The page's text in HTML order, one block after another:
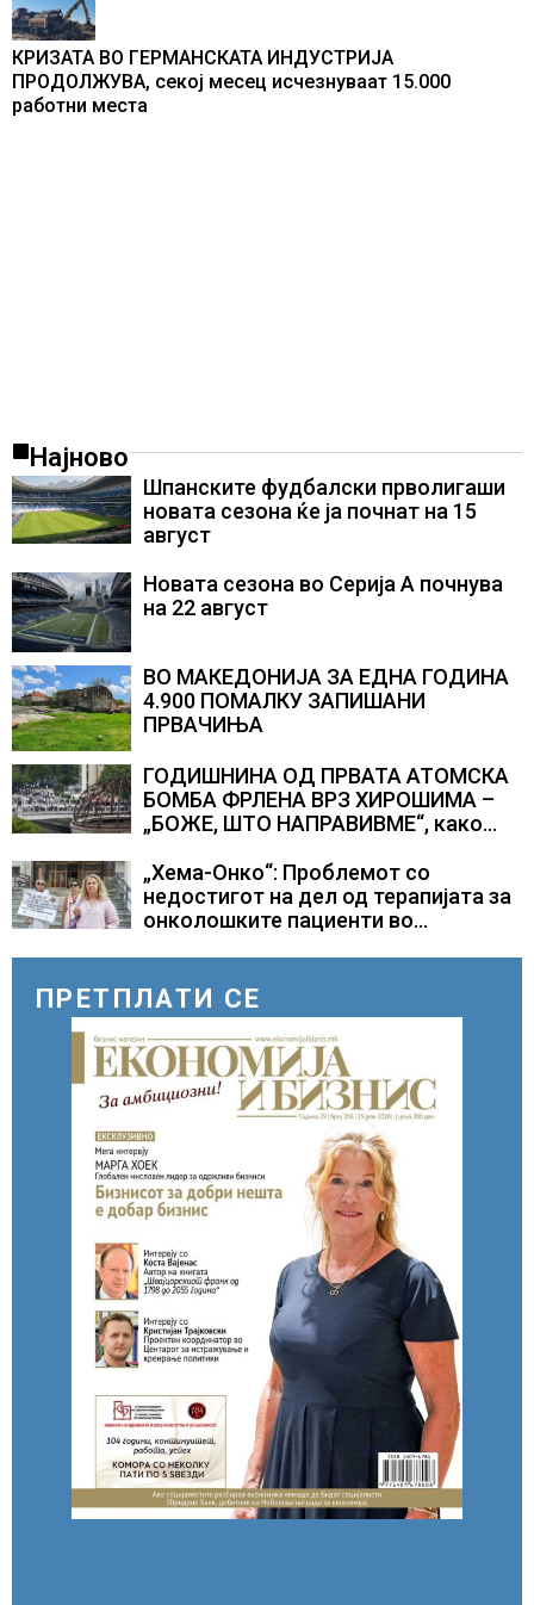
КРИЗАТА ВО ГЕРМАНСКАТА ИНДУСТРИЈА
ПРОДОЛЖУВА, секој месец исчезнуваат 15.000
работни места
Најново
Шпанските фудбалски прволигаши
новата сезона ќе ја почнат на 15
август
Новата сезона во Серија А почнува
на 22 август
ВО МАКЕДОНИЈА ЗА ЕДНА ГОДИНА
4.900 ПОМАЛКУ ЗАПИШАНИ
ПРВАЧИЊА
ГОДИШНИНА ОД ПРВАТА АТОМСКА
БОМБА ФРЛЕНА ВРЗ ХИРОШИМА –
„БОЖЕ, ШТО НАПРАВИВМЕ“, како
Геј“ и учесниците во
бомбардирањето го доживуваа овој
настан што го промени текот на
„Хема-Онко“: Проблемот со
недостигот на дел од терапијата за
онколошките пациенти во
ПРЕТПЛАТИ СЕ